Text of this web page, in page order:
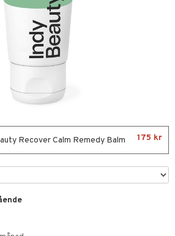
Recover Calm Remedy Balm 175 kr